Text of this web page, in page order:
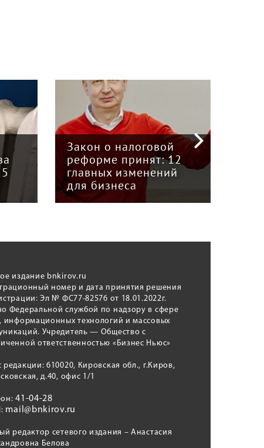
Закон о налоговой
реформе принят: 12
главных изменений
для бизнеса
издание bnkirov.ru
номер и дата принятия решения
Эл № ФС77-82576 от 18.01.2022г.
Федеральной службой по надзору в сфере
информационных технологий и массовых
Учредитель — Общество с
ответственностью «Бизнес Ньюс»
редакции: 610020, Кировская обл., г.Киров,
д.40, офис 1/1
41-04-28
mail@bnkirov.ru
редактор сетевого издания – Анастасия
Белова